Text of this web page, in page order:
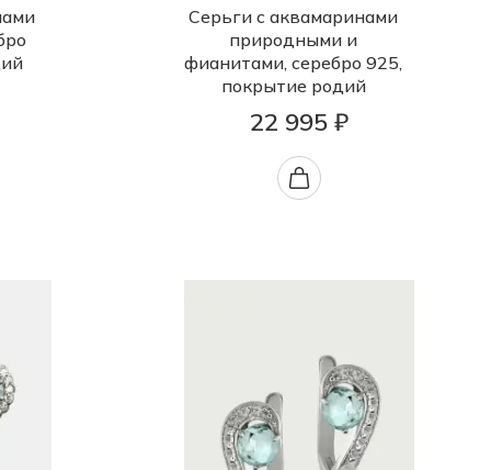
Серьги с аквамаринами
природными и
фианитами, серебро 925,
покрытие родий
22 995 ₽